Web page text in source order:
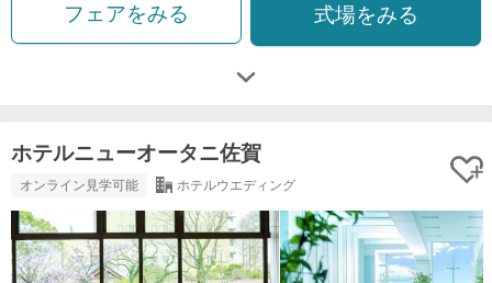
フェアをみる 式場をみる
ホテルニューオータニ佐賀
オンライン見学可能 ホテルウエディング